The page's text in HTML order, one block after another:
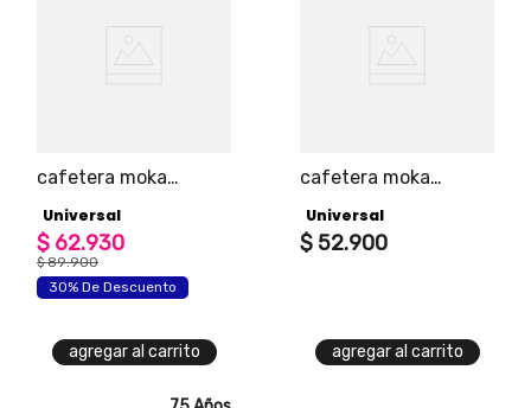
cafetera moka
marca universal
Universal
$ 62.930
$ 89.900
30% De Descuento
agregar al carrito
cafetera moka
universal
Universal
$ 52.900
agregar al carrito